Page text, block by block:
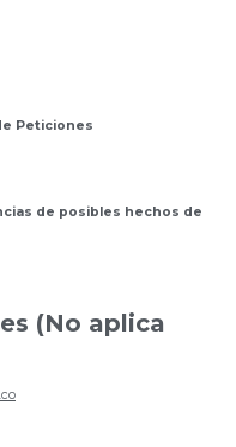
Peticiones
de posibles hechos de
(No aplica